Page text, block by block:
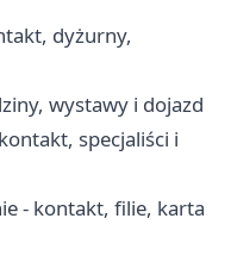
dyżurny,
wystawy i dojazd
specjaliści i
- kontakt, filie, karta